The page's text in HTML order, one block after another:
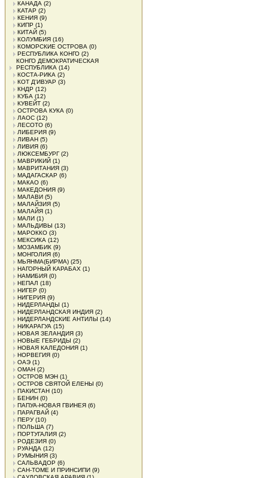
КАНАДА (2)
КАТАР (2)
КЕНИЯ (9)
КИПР (1)
КИТАЙ (5)
КОЛУМБИЯ (16)
КОМОРСКИЕ ОСТРОВА (0)
РЕСПУБЛИКА КОНГО (2)
КОНГО ДЕМОКРАТИЧЕСКАЯ
РЕСПУБЛИКА (14)
КОСТА-РИКА (2)
КОТ Д'ИВУАР (3)
КНДР (12)
КУБА (12)
КУВЕЙТ (2)
ОСТРОВА КУКА (0)
ЛАОС (12)
ЛЕСОТО (6)
ЛИБЕРИЯ (9)
ЛИВАН (5)
ЛИВИЯ (6)
ЛЮКСЕМБУРГ(2)
МАВРИКИЙ (1)
МАВРИТАНИЯ (3)
МАДАГАСКАР (6)
МАКАО (6)
МАКЕДОНИЯ (9)
МАЛАВИ (5)
МАЛАЙЗИЯ (5)
МАЛАЙЯ (1)
МАЛИ (1)
МАЛЬДИВЫ (13)
МАРОККО (3)
МЕКСИКА (12)
МОЗАМБИК (9)
МОНГОЛИЯ (6)
МЬЯНМА(БИРМА) (25)
НАГОРНЫЙ КАРАБАХ (1)
НАМИБИЯ (0)
НЕПАЛ (18)
НИГЕР (0)
НИГЕРИЯ (9)
НИДЕРЛАНДЫ (1)
НИДЕРЛАНДСКАЯ ИНДИЯ (2)
НИДЕРЛАНДСКИЕ АНТИЛЫ (14)
НИКАРАГУА (15)
НОВАЯ ЗЕЛАНДИЯ (3)
НОВЫЕ ГЕБРИДЫ (2)
НОВАЯ КАЛЕДОНИЯ (1)
НОРВЕГИЯ (0)
ОАЭ (1)
ОМАН (2)
ОСТРОВ МЭН (1)
ОСТРОВ СВЯТОЙ ЕЛЕНЫ (0)
ПАКИСТАН (10)
БЕНИН (0)
ПАПУА-НОВАЯ ГВИНЕЯ (6)
ПАРАГВАЙ (4)
ПЕРУ(10)
ПОЛЬША (7)
ПОРТУГАЛИЯ (2)
РОДЕЗИЯ (0)
РУАНДА (12)
РУМЫНИЯ (3)
САЛЬВАДОР (6)
САН-ТОМЕ И ПРИНСИПИ (9)